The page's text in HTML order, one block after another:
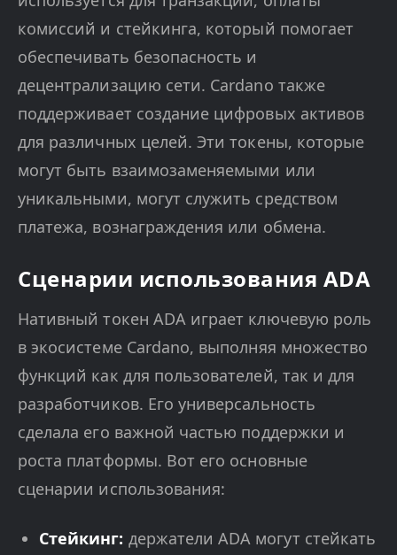
комиссий и стейкинга, который помогает
обеспечивать безопасность и
децентрализацию сети. Cardano также
поддерживает создание цифровых активов
для различных целей. Эти токены, которые
могут быть взаимозаменяемыми или
уникальными, могут служить средством
платежа, вознаграждения или обмена.
Сценарии использования ADA
Нативный токен ADA играет ключевую роль
в экосистеме Cardano, выполняя множество
функций как для пользователей, так и для
разработчиков. Его универсальность
сделала его важной частью поддержки и
роста платформы. Вот его основные
сценарии использования:
Стейкинг: держатели ADA могут стейкать